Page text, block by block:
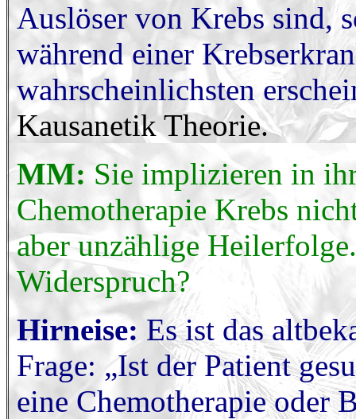
Auslöser von Krebs sind,
während einer
wahrscheinlichsten
Kausanetik Theorie.
MM: Sie implizieren in
Chemotherapie Krebs
aber unzählige
Widerspruch?
Hirneise: Es ist das
Frage: „Ist der Patient
eine Chemotherapie oder